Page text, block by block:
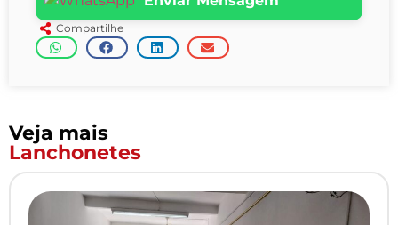
Compartilhe
Veja mais
Lanchonetes